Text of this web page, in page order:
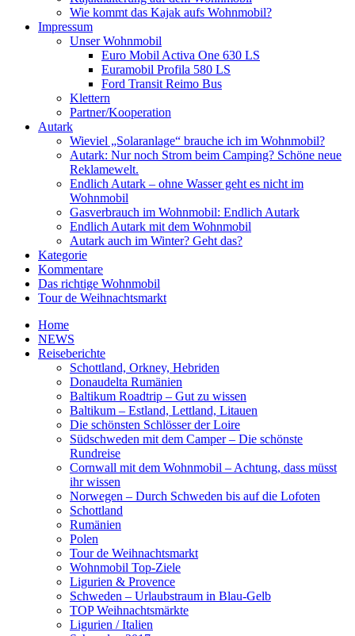
Wie kommt das Kajak aufs Wohnmobil?
Impressum
Unser Wohnmobil
Euro Mobil Activa One 630 LS
Euramobil Profila 580 LS
Ford Transit Reimo Bus
Klettern
Partner/Kooperation
Autark
Wieviel „Solaranlage“ brauche ich im Wohnmobil?
Autark: Nur noch Strom beim Camping? Schöne neue
Reklamewelt.
Endlich Autark – ohne Wasser geht es nicht im
Wohnmobil
Gasverbrauch im Wohnmobil: Endlich Autark
Endlich Autark mit dem Wohnmobil
Autark auch im Winter? Geht das?
Kategorie
Kommentare
Das richtige Wohnmobil
Tour de Weihnachtsmarkt
Home
NEWS
Reiseberichte
Schottland, Orkney, Hebriden
Donaudelta Rumänien
Baltikum Roadtrip – Gut zu wissen
Baltikum – Estland, Lettland, Litauen
Die schönsten Schlösser der Loire
Südschweden mit dem Camper – Die schönste
Rundreise
Cornwall mit dem Wohnmobil – Achtung, dass müsst
ihr wissen
Norwegen – Durch Schweden bis auf die Lofoten
Schottland
Rumänien
Polen
Tour de Weihnachtsmarkt
Wohnmobil Top-Ziele
Ligurien & Provence
Schweden – Urlaubstraum in Blau-Gelb
TOP Weihnachtsmärkte
Ligurien / Italien